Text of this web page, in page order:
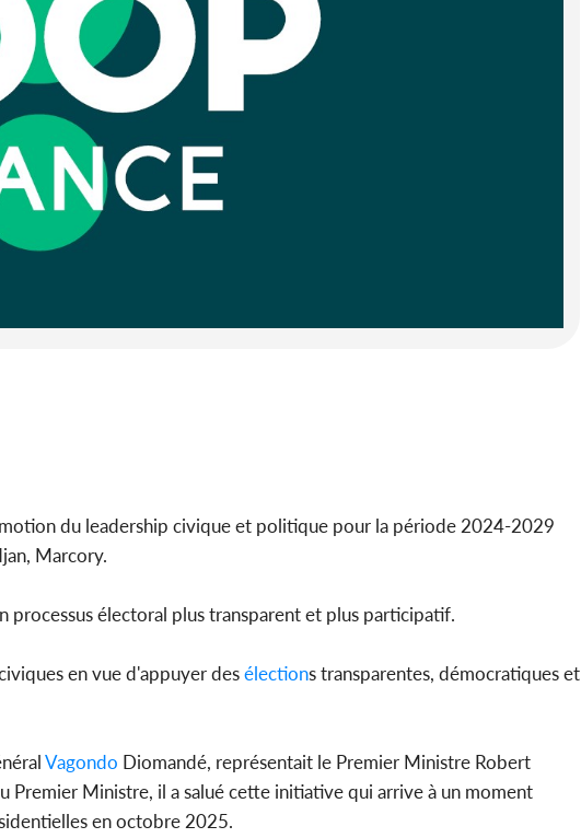
du leadership civique et politique pour la période 2024-2029
Marcory.
électoral plus transparent et plus participatif.
en vue d'appuyer desélections transparentes, démocratiques et
Vagondo Diomandé, représentait le Premier Ministre Robert
Premier Ministre, il a salué cette initiative qui arrive à un moment
en octobre 2025.